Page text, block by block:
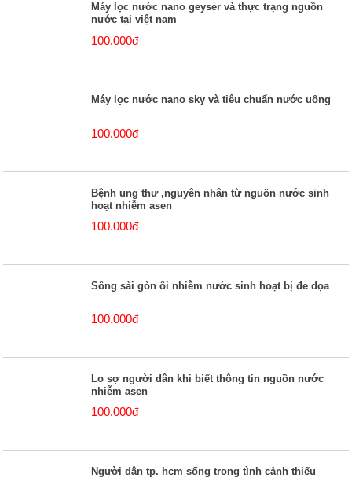
Máy lọc nước nano geyser và thực trạng nguồn
nước tại việt nam
100.000đ
Máy lọc nước nano sky và tiêu chuẩn nước uống
100.000đ
Bệnh ung thư ,nguyên nhân từ nguồn nước sinh
hoạt nhiễm asen
100.000đ
Sông sài gòn ôi nhiễm nước sinh hoạt bị đe dọa
100.000đ
Lo sợ người dân khi biết thông tin nguồn nước
nhiễm asen
100.000đ
Người dân tp. hcm sống trong tình cảnh thiếu